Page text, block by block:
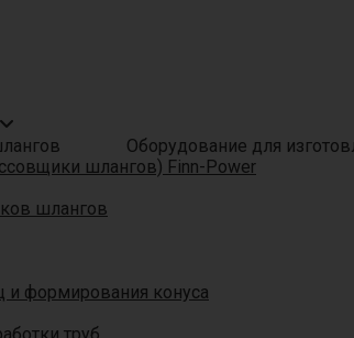
Оборудование для
шлангов) Finn-Power
шлангов
формирования конуса